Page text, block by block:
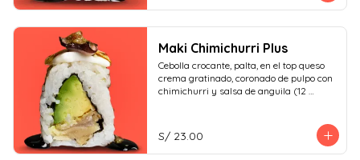
Maki Chimichurri Plus
Cebolla crocante, palta, en el top queso
crema gratinado, coronado de pulpo con
chimichurri y salsa de anguila (12
S/ 23.00